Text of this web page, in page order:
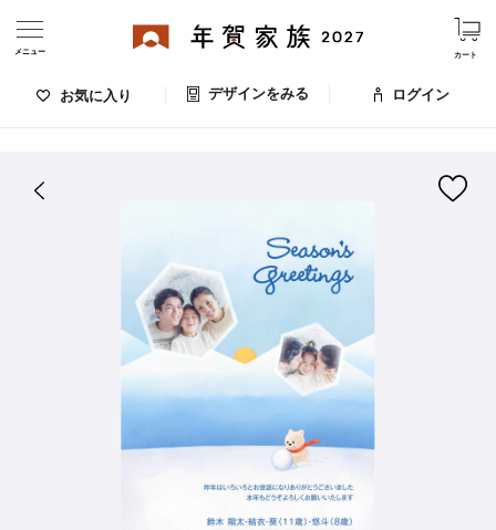
お気に入り デザインをみる
カート
ログイン
メニュー
デザインをみる
出荷日・配送